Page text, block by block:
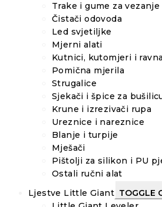
Trake i gume za vezanje
Čistači odovoda
Led svjetiljke
Mjerni alati
Kutnici, kutomjeri i
Pomična mjerila
Strugalice
Sjekači i špice za
Krune i izrezivači rupa
Ureznice i nareznice
Blanje i turpije
Mješači
Pištolji za silikon i PU
Ostali ručni alat
Ljestve Little Giant TOGGLE